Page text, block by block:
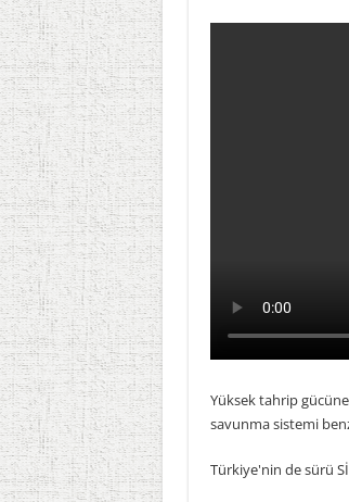
Yüksek tahrip gücüne
savunma sistemi
Türkiye'nin de sürü